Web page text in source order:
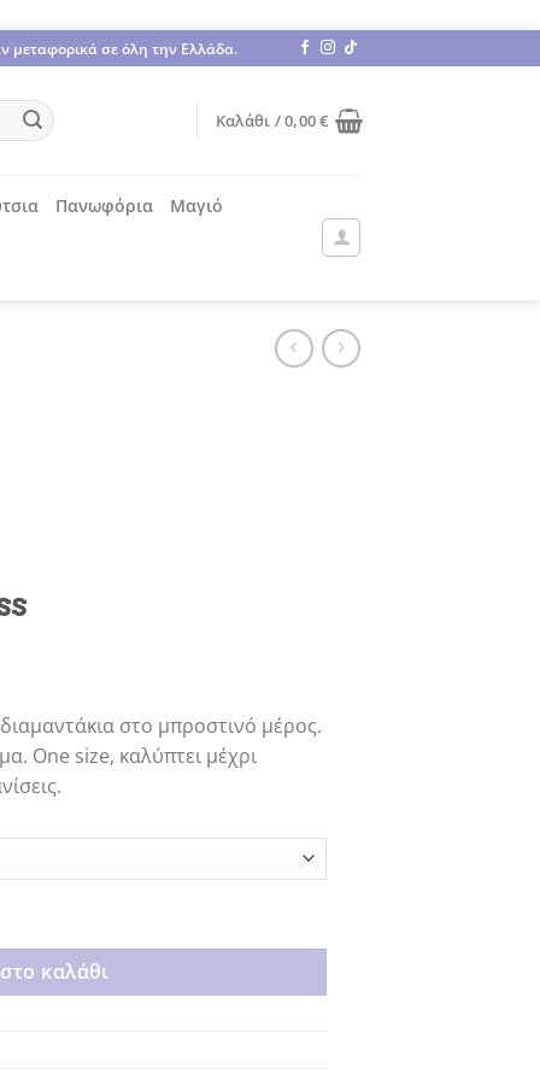
μεταφορικά σε όλη την Ελλάδα.
Καλάθι /0,00€
Πανωφόρια Μαγιό
στο μπροστινό μέρος.
One size, καλύπτει μέχρι
καλάθι